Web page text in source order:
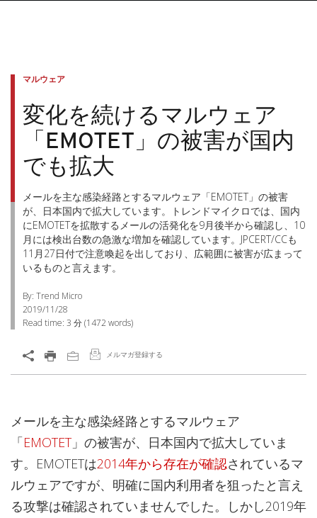
マルウェア
変化を続けるマルウェア
「EMOTET」の被害が国内
でも拡大
メールを主な感染経路とするマルウェア「EMOTET」の被害
が、日本国内で拡大しています。トレンドマイクロでは、国内
にEMOTETを拡散するメールの活発化を9月後半から確認し、10
月には検出台数の急激な増加を確認しています。JPCERT/CCも
11月27日付で注意喚起を出しており、広範囲に被害が広まって
いるものと言えます。
By: Trend Micro
2019/11/28
Read time: 3 分(1472words)
メルマガ登録する
メールを主な感染経路とするマルウェア
「EMOTET」の被害が、日本国内で拡大していま
す。EMOTETは2014年から存在が確認されているマ
ルウェアですが、明確に国内利用者を狙ったと言え
る攻撃は確認されていませんでした。しかし2019年